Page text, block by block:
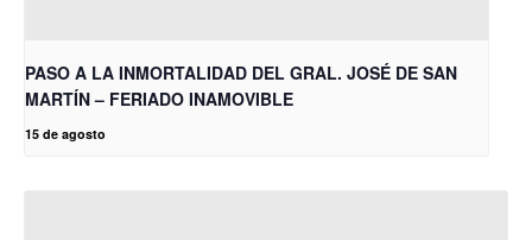
PASO A LA INMORTALIDAD DEL GRAL. JOSÉ DE SAN
MARTÍN – FERIADO INAMOVIBLE
15 de agosto